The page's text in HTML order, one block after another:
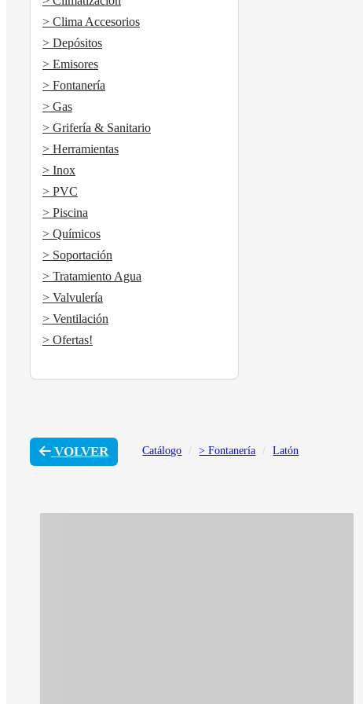
> Clima Accesorios
> Depósitos
> Emisores
> Fontanería
> Gas
> Grifería & Sanitario
> Herramientas
> Inox
> PVC
> Piscina
> Químicos
> Soportación
> Tratamiento Agua
> Valvulería
> Ventilación
> Ofertas!
Catálogo > Fontanería Latón
VOLVER